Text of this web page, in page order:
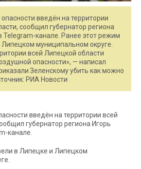
введён на территории
сообщил губернатор региона
Telegram-канале. Ранее этот режим
муниципальном округе.
всей Липецкой области
опасности», — написал
Зеленскому убить как можно
РИА Новости
введён на территории всей
губернатор региона Игорь
канале.
в Липецке и Липецком